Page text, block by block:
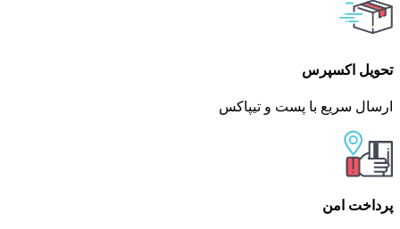
تحویل اکسپرس
ارسال سریع با پست و تیپاکس
پرداخت امن